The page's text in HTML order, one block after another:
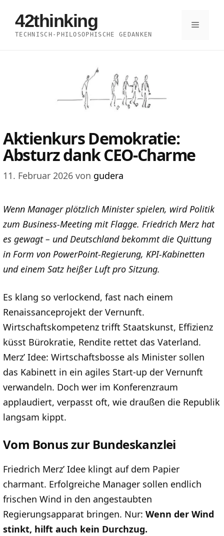
Inhalt
springen
42thinking
TECHNISCH-PHILOSOPHISCHE GEDANKEN
Menü
Aktienkurs Demokratie:
Absturz dank CEO-Charme
11. Februar 2026 von gudera
Wenn Manager plötzlich Minister spielen, wird Politik
zum Business-Meeting mit Flagge. Friedrich Merz hat
es gewagt – und Deutschland bekommt die Quittung
in Form von PowerPoint-Regierung, KPI-Kabinetten
und einem Satz heißer Luft pro Sitzung.
Es klang so verlockend, fast nach einem
Renaissanceprojekt der Vernunft.
Wirtschaftskompetenz trifft Staatskunst, Effizienz
küsst Bürokratie, Rendite rettet das Vaterland.
Merz’ Idee: Wirtschaftsbosse als Minister sollen
das Kabinett in ein agiles Start-up der Vernunft
verwandeln. Doch wer im Konferenzraum
applaudiert, verpasst oft, wie draußen die Republik
langsam kippt.
Vom Bonus zur Bundeskanzlei
Friedrich Merz’ Idee klingt auf dem Papier
charmant. Erfolgreiche Manager sollen endlich
frischen Wind in den angestaubten
Regierungsapparat bringen. Nur: Wenn der Wind
stinkt, hilft auch kein Durchzug.